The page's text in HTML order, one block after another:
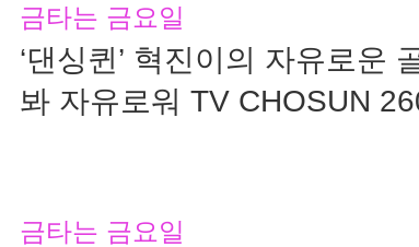
금타는 금요일
‘댄싱퀸’ 혁진이의 자유로운
봐 자유로워 TV CHOSUN
금타는 금요일